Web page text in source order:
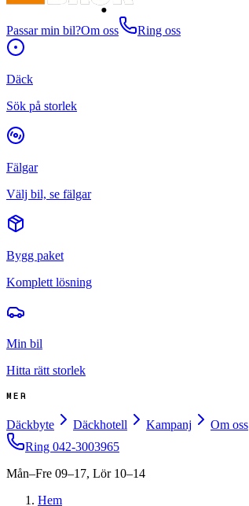
Passar min bil?Om oss Ring oss
Däck
Sök på storlek
Fälgar
Välj bil, se fälgar
Bygg paket
Komplett lösning
Min bil
Hitta rätt storlek
MER
Däckbyte Däckhotell Kampanj Om oss
Ring 042-3003965
Mån–Fre 09–17, Lör 10–14
Hem